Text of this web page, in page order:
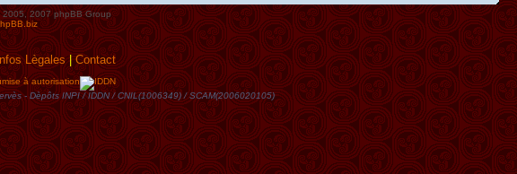
2007 phpBB Group
Lègales|Contact
à autorisation
- Dèpôts INPI / IDDN / CNIL(1006349) / SCAM(2006020105)